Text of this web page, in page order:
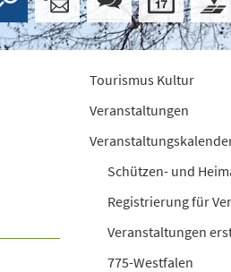
Tourismus Kultur
Veranstaltungen
Schützen- und
Registrierung für
Veranstaltungen
775-Westfalen